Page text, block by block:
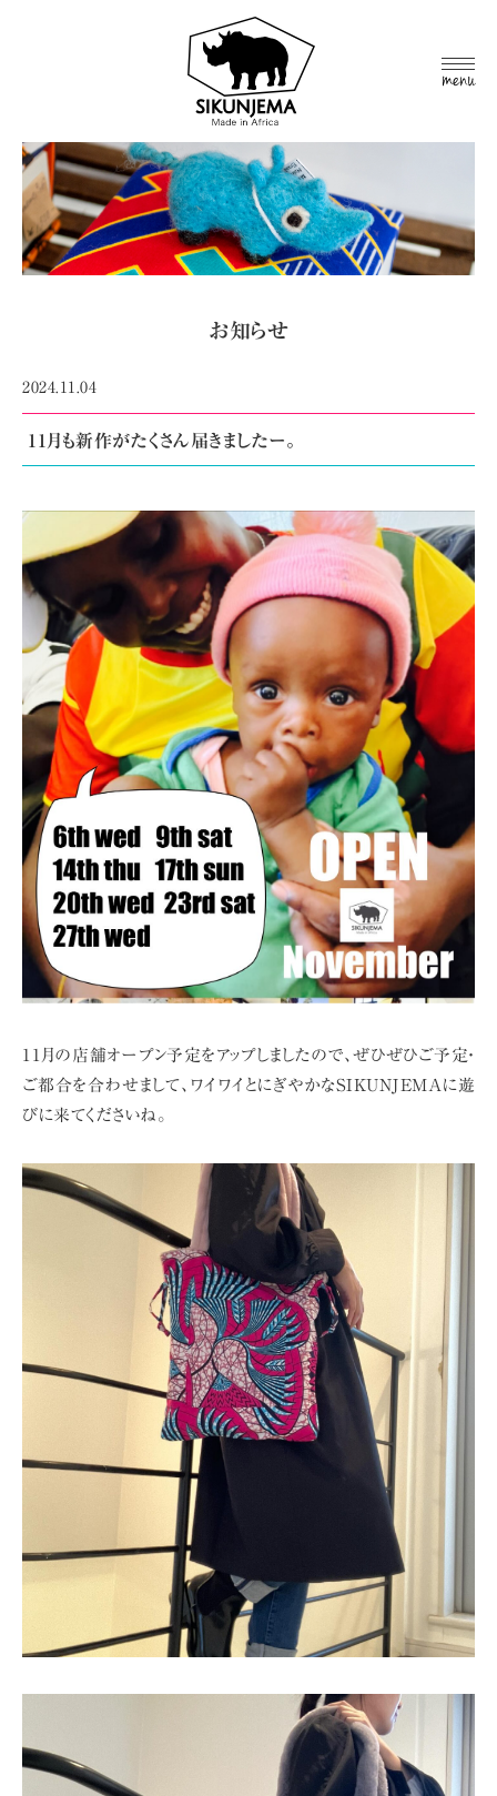
MEN
お知らせ
2024.11.04
11月も新作がたくさん届きましたー。
11月の店舗オープン予定をアップしましたので、ぜひぜひご予定・
ご都合を合わせまして、ワイワイとにぎやかなSIKUNJEMAに遊
びに来てくださいね。